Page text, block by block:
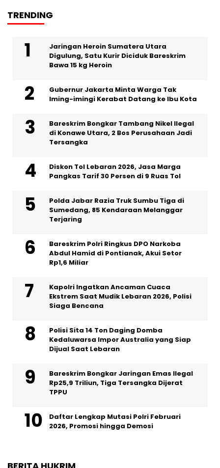
TRENDING
Jaringan Heroin Sumatera Utara
Digulung, Satu Kurir Diciduk Bareskrim
Bawa 15 kg Heroin
Gubernur Jakarta Minta Warga Tak
Iming-imingi Kerabat Datang ke Ibu Kota
Bareskrim Bongkar Tambang Nikel Ilegal
di Konawe Utara, 2 Bos Perusahaan Jadi
Tersangka
Diskon Tol Lebaran 2026, Jasa Marga
Pangkas Tarif 30 Persen di 9 Ruas Tol
Polda Jabar Razia Truk Sumbu Tiga di
Sumedang, 85 Kendaraan Melanggar
Terjaring
Bareskrim Polri Ringkus DPO Narkoba
Abdul Hamid di Pontianak, Akui Setor
Rp1,6 Miliar
Kapolri Ingatkan Ancaman Cuaca
Ekstrem Saat Mudik Lebaran 2026, Polisi
Siaga Bencana
Polisi Sita 14 Ton Daging Domba
Kedaluwarsa Impor Australia yang Siap
Dijual Saat Lebaran
Bareskrim Bongkar Jaringan Emas Ilegal
Rp25,9 Triliun, Tiga Tersangka Dijerat
TPPU
Daftar Lengkap Mutasi Polri Februari
2026, Promosi hingga Demosi